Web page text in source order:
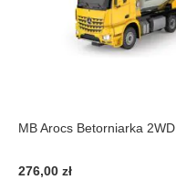
MB Arocs Betorniarka 2WD
276,00 zł